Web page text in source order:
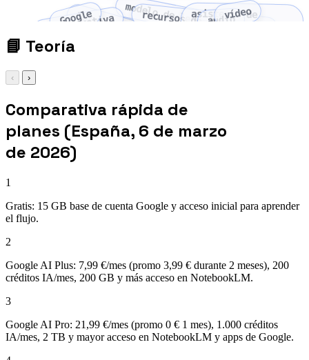
IA generativa
GoogleNotebookLMmodelo de lenguaje
recursos de aprendizaje
asistente de
estudio
audiovídeo
📘 Teoría
‹ ›
Comparativa rápida de
planes (España, 6 de marzo
de 2026)
1
Gratis: 15 GB base de cuenta Google y acceso inicial para aprender
el flujo.
2
Google AI Plus: 7,99 €/mes (promo 3,99 € durante 2 meses), 200
créditos IA/mes, 200 GB y más acceso en NotebookLM.
3
Google AI Pro: 21,99 €/mes (promo 0 € 1 mes), 1.000 créditos
IA/mes, 2 TB y mayor acceso en NotebookLM y apps de Google.